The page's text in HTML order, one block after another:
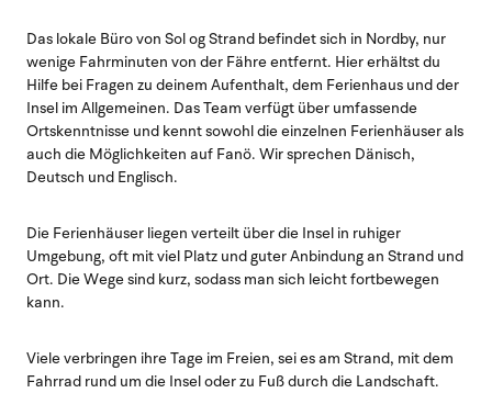
Das lokale Büro von Sol og Strand befindet sich in Nordby, nur
wenige Fahrminuten von der Fähre entfernt. Hier erhältst du
Hilfe bei Fragen zu deinem Aufenthalt, dem Ferienhaus und der
Insel im Allgemeinen. Das Team verfügt über umfassende
Ortskenntnisse und kennt sowohl die einzelnen Ferienhäuser als
auch die Möglichkeiten auf Fanö. Wir sprechen Dänisch,
Deutsch und Englisch.
Die Ferienhäuser liegen verteilt über die Insel in ruhiger
Umgebung, oft mit viel Platz und guter Anbindung an Strand und
Ort. Die Wege sind kurz, sodass man sich leicht fortbewegen
kann.
Viele verbringen ihre Tage im Freien, sei es am Strand, mit dem
Fahrrad rund um die Insel oder zu Fuß durch die Landschaft.